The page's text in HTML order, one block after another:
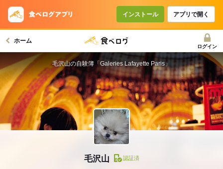
インストール アプリで開く
ホーム
ログイン
毛沢山 認証済
毛沢山の自験簿「Galeries Lafayette Paris」